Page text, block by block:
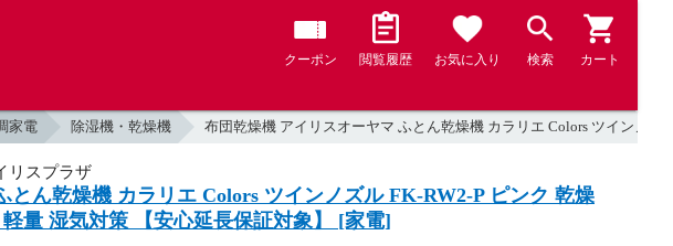
クーポン 閲覧履歴 お気に入り 検索 カート
家電 除湿機・乾燥機 布団乾燥機 アイリスオーヤマ ふとん乾燥機 カラリエ Colors ツインノ
リスプラザ
とん乾燥機 カラリエ Colors ツインノズル FK-RW2-P ピンク 乾燥
量 湿気対策 【安心延長保証対象】 [家電]